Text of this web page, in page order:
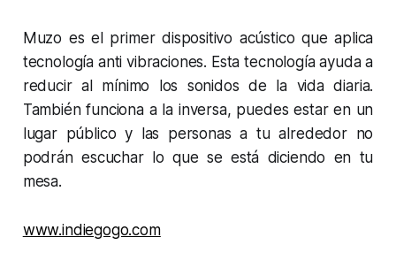
Muzo es el primer dispositivo acústico que aplica
tecnología anti vibraciones. Esta tecnología ayuda a
reducir al mínimo los sonidos de la vida diaria.
También funciona a la inversa, puedes estar en un
lugar público y las personas a tu alrededor no
podrán escuchar lo que se está diciendo en tu
mesa.
www.indiegogo.com